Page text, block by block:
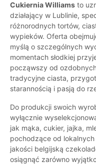
Cukiernia Williams to
działający w Lublinie,
różnorodnych tortów,
wypieków. Oferta
myślą o szczególnych
momentach słodkiej
począwszy od
tradycyjne ciasta,
starannością i pasją do
Do produkcji swoich
wyłącznie
jak mąka, cukier, jajka,
pochodzące od
jakości belgijską
osiągnąć zarówno